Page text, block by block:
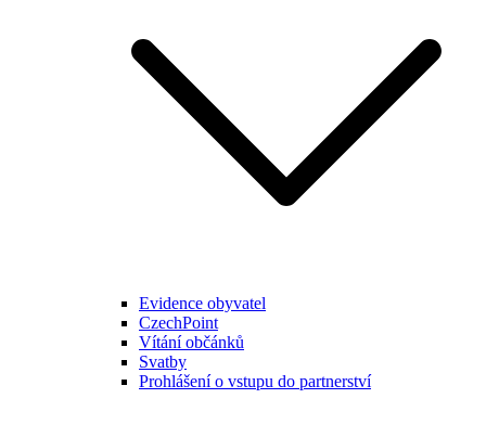
Evidence obyvatel
CzechPoint
Vítání občánků
Svatby
Prohlášení o vstupu do partnerství